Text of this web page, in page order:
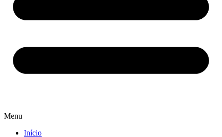
Menu
Início